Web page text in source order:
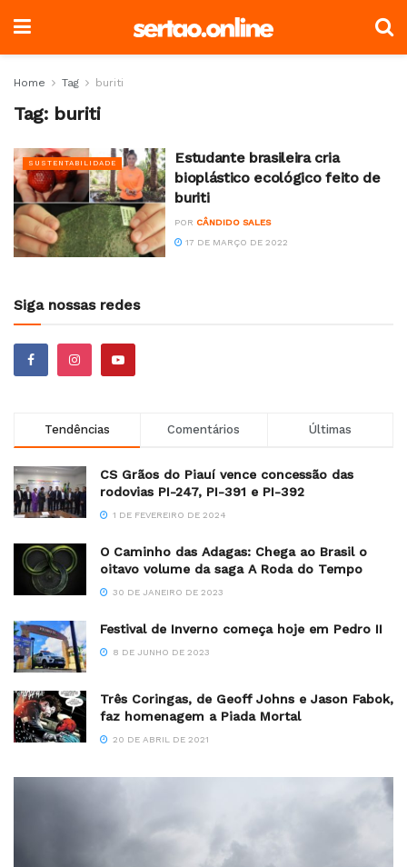
Home Tag buriti
Tag: buriti
SUSTENTABILIDADE
Estudante brasileira cria
bioplástico ecológico feito de
buriti
POR CÂNDIDO SALES
17 DE MARÇO DE 2022
Siga nossas redes
Tendências Comentários Últimas
CS Grãos do Piauí vence concessão das
rodovias PI-247, PI-391 e PI-392
1 DE FEVEREIRO DE 2024
O Caminho das Adagas: Chega ao Brasil o
oitavo volume da saga A Roda do Tempo
30 DE JANEIRO DE 2023
Festival de Inverno começa hoje em Pedro II
8 DE JUNHO DE 2023
Três Coringas, de Geoff Johns e Jason Fabok,
faz homenagem a Piada Mortal
20 DE ABRIL DE 2021